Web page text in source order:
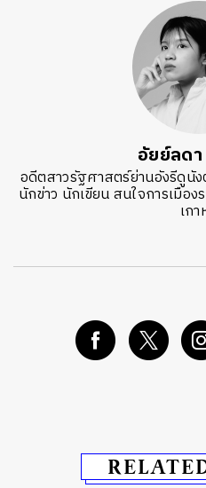
อัยย์ลด
อดีตสาวรัฐศาสตร์ย่านอังรีดูนั
นักข่าว นักเขียน สนใจการเมือ
เก